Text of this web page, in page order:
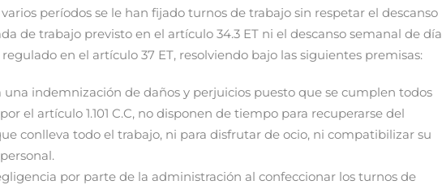
períodos se le han fijado turnos de trabajo sin respetar el descanso
de trabajo previsto en el artículo 34.3 ET ni el descanso semanal de día
en el artículo 37 ET, resolviendo bajo las siguientes premisas:
indemnización de daños y perjuicios puesto que se cumplen todos
el artículo 1.101 C.C, no disponen de tiempo para recuperarse del
conlleva todo el trabajo, ni para disfrutar de ocio, ni compatibilizar su
por parte de la administración al confeccionar los turnos de